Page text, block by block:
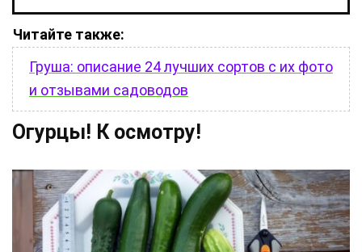
Читайте также:
Груша: описание 24 лучших сортов с их фото
и отзывами садоводов
Огурцы! К осмотру!